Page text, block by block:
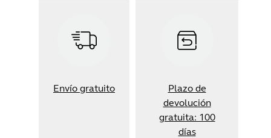
Envío gratuito
Plazo de
devolución
gratuita: 100
días